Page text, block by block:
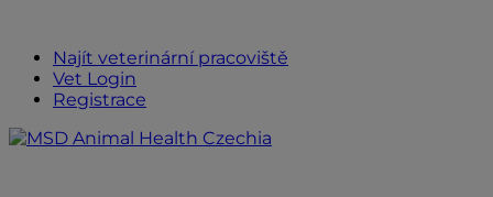
Content
FooterNajít veterinární pracoviště
Vet Login
Registrace